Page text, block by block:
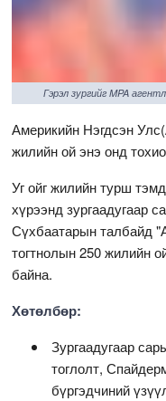
Гэрэл зургийг MPA
Америкийн Нэгдсэн
жилийн ой энэ онд
Уг ойг жилийн турш
хүрээнд зургаадугаар
Сүхбаатарын талбайд
тогтнолын 250 жилийн
байна.
Хөтөлбөр:
Зургаадугаар
тоглолт,
бүргэдчиний